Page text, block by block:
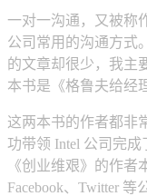
一对一沟通，又被称
公司常用的沟通方式
的文章却很少，我主
本书是《格鲁夫给经
这两本书的作者都非
功带领 Intel 公司完成
《创业维艰》的作者
Facebook、Twitter 等